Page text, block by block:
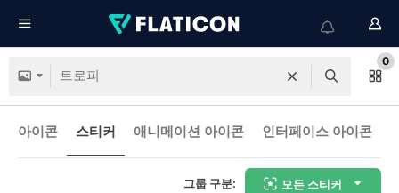
0
아이콘 스티커 애니메이션 아이콘 인터페이스 아이콘
그룹 구분: 모든 스티커